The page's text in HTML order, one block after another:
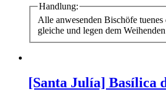
Handlung:
Alle anwesenden Bischöfe
gleiche und legen dem
[Santa Julía] Basílica